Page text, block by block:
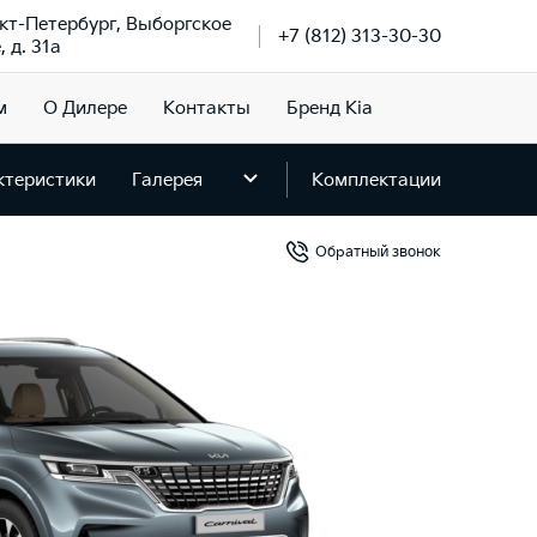
Петербург, Выборгское
д. 31а
+7 (812) 313-30-30
О Дилере Контакты Бренд Kia
Галерея Комплектации
Обратный звонок